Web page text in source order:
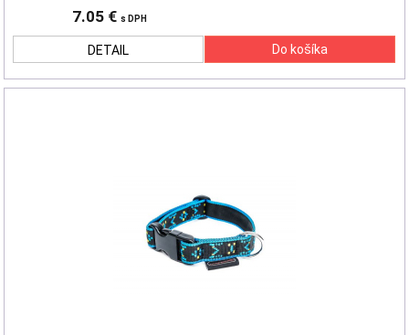
7.05 € s DPH
DETAIL